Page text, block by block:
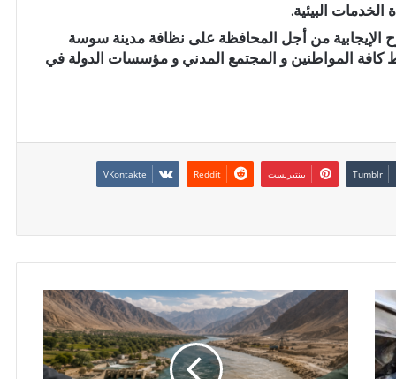
البيئية.
الإيجابية من أجل المحافظة على نظافة مدينة سوسة
المواطنين و المجتمع المدني و مؤسسات الدولة في
بينتيريست